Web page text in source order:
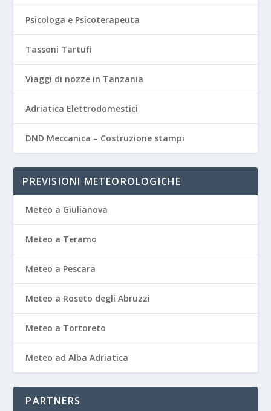
Psicologa e Psicoterapeuta
Tassoni Tartufi
Viaggi di nozze in Tanzania
Adriatica Elettrodomestici
DND Meccanica – Costruzione stampi
PREVISIONI METEOROLOGICHE
Meteo a Giulianova
Meteo a Teramo
Meteo a Pescara
Meteo a Roseto degli Abruzzi
Meteo a Tortoreto
Meteo ad Alba Adriatica
PARTNERS